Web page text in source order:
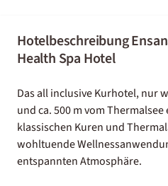
Hotelbeschreibung
Health Spa Hotel
Das all inclusive Kurhotel, nur
und ca. 500 m vom
klassischen Kuren und
wohltuende
entspannten Atmosphäre.